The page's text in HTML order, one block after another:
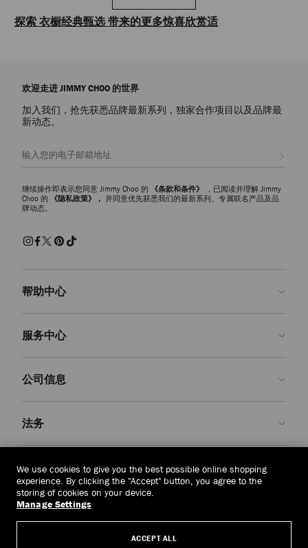
探索 衣橱经典甄选 带来的更多惊喜欣赏适
作品焕然一新。 这些单品散发永恒魅力，已成为 Jimmy Choo 的经
典杰作。
欢迎走进 JIMMY CHOO 的世界
加入我们，抢先获悉品牌最新系列，独家合作项目以及品牌最
新动态。
继续操作即表示您同意 Jimmy Choo 的 《条款和条件》
，已阅读并理解 Jimmy
Choo 的
《隐私政策》， 并同意优先获悉我们的最新系列、专属联名产品及品
牌动态。
帮助中心
常见问题解答
提交退货
送货
服务中心
定制服务
保修服务
公司信息
我们的历史
我们的影响与责任
我們的影響與責任
匠心工艺
法务
条款与条件
被遗忘权
主体访问请求表
东帝汶(HK$)
We use cookies to give you the best possible online shopping
experience. By clicking the "Accept" button, you agree to the
storing of cookies on your device.
Manage Settings
ACCEPT ALL